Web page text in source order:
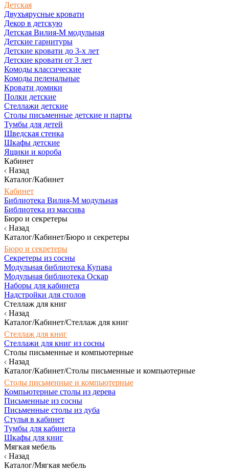
Детская
Двухъярусные кровати
Декор в детскую
Детская Вилия-М модульная
Детские гарнитуры
Детские кровати до 3-х лет
Детские кровати от 3 лет
Комоды классические
Комоды пеленальные
Кровати домики
Полки детские
Стеллажи детские
Столы письменные детские и парты
Тумбы для детей
Шведская стенка
Шкафы детские
Ящики и короба
Кабинет
Назад
Каталог/Кабинет
Кабинет
Библиотека Вилия-М модульная
Библиотека из массива
Бюро и секретеры
Назад
Каталог/Кабинет/Бюро и секретеры
Бюро и секретеры
Секретеры из сосны
Модульная библиотека Купава
Модульная библиотека Оскар
Наборы для кабинета
Надстройки для столов
Стеллаж для книг
Назад
Каталог/Кабинет/Стеллаж для книг
Стеллаж для книг
Стеллажи для книг из сосны
Столы письменные и компьютерные
Назад
Каталог/Кабинет/Столы письменные и компьютерные
Столы письменные и компьютерные
Компьютерные столы из дерева
Письменные из сосны
Письменные столы из дуба
Стулья в кабинет
Тумбы для кабинета
Шкафы для книг
Мягкая мебель
Назад
Каталог/Мягкая мебель